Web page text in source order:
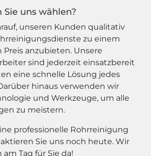
uns wählen?
unseren Kunden qualitativ
zu einem
anzubieten. Unsere
sind jederzeit einsatzbereit
eine schnelle Lösung jedes
hinaus verwenden wir
und Werkzeuge, um alle
zu meistern.
professionelle Rohrreinigung
Sie uns noch heute. Wir
Tag für Sie da!